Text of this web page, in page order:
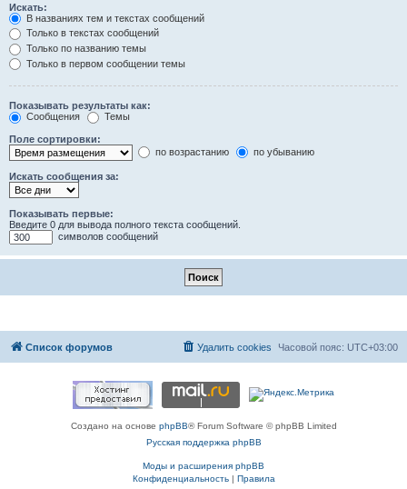
Искать:
В названиях тем и текстах сообщений
Только в текстах сообщений
Только по названию темы
Только в первом сообщении темы
Показывать результаты как:
Сообщения
Темы
Поле сортировки:
по возрастанию
по убыванию
Искать сообщения за:
Показывать первые:
Введите 0 для вывода полного текста сообщений.
символов сообщений
Список форумов Часовой пояс: UTC+03:00
Удалить cookies
Создано на основе phpBB® Forum Software © phpBB Limited
Русская поддержка phpBB
Моды и расширения phpBB
Конфиденциальность| Правила